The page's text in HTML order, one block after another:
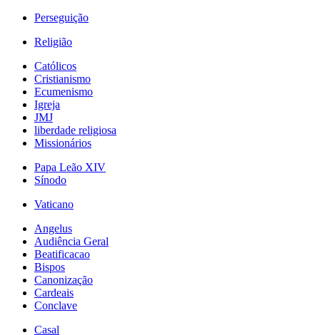
Perseguição
Religião
Católicos
Cristianismo
Ecumenismo
Igreja
JMJ
liberdade religiosa
Missionários
Papa Leão XIV
Sínodo
Vaticano
Angelus
Audiência Geral
Beatificacao
Bispos
Canonização
Cardeais
Conclave
Casal